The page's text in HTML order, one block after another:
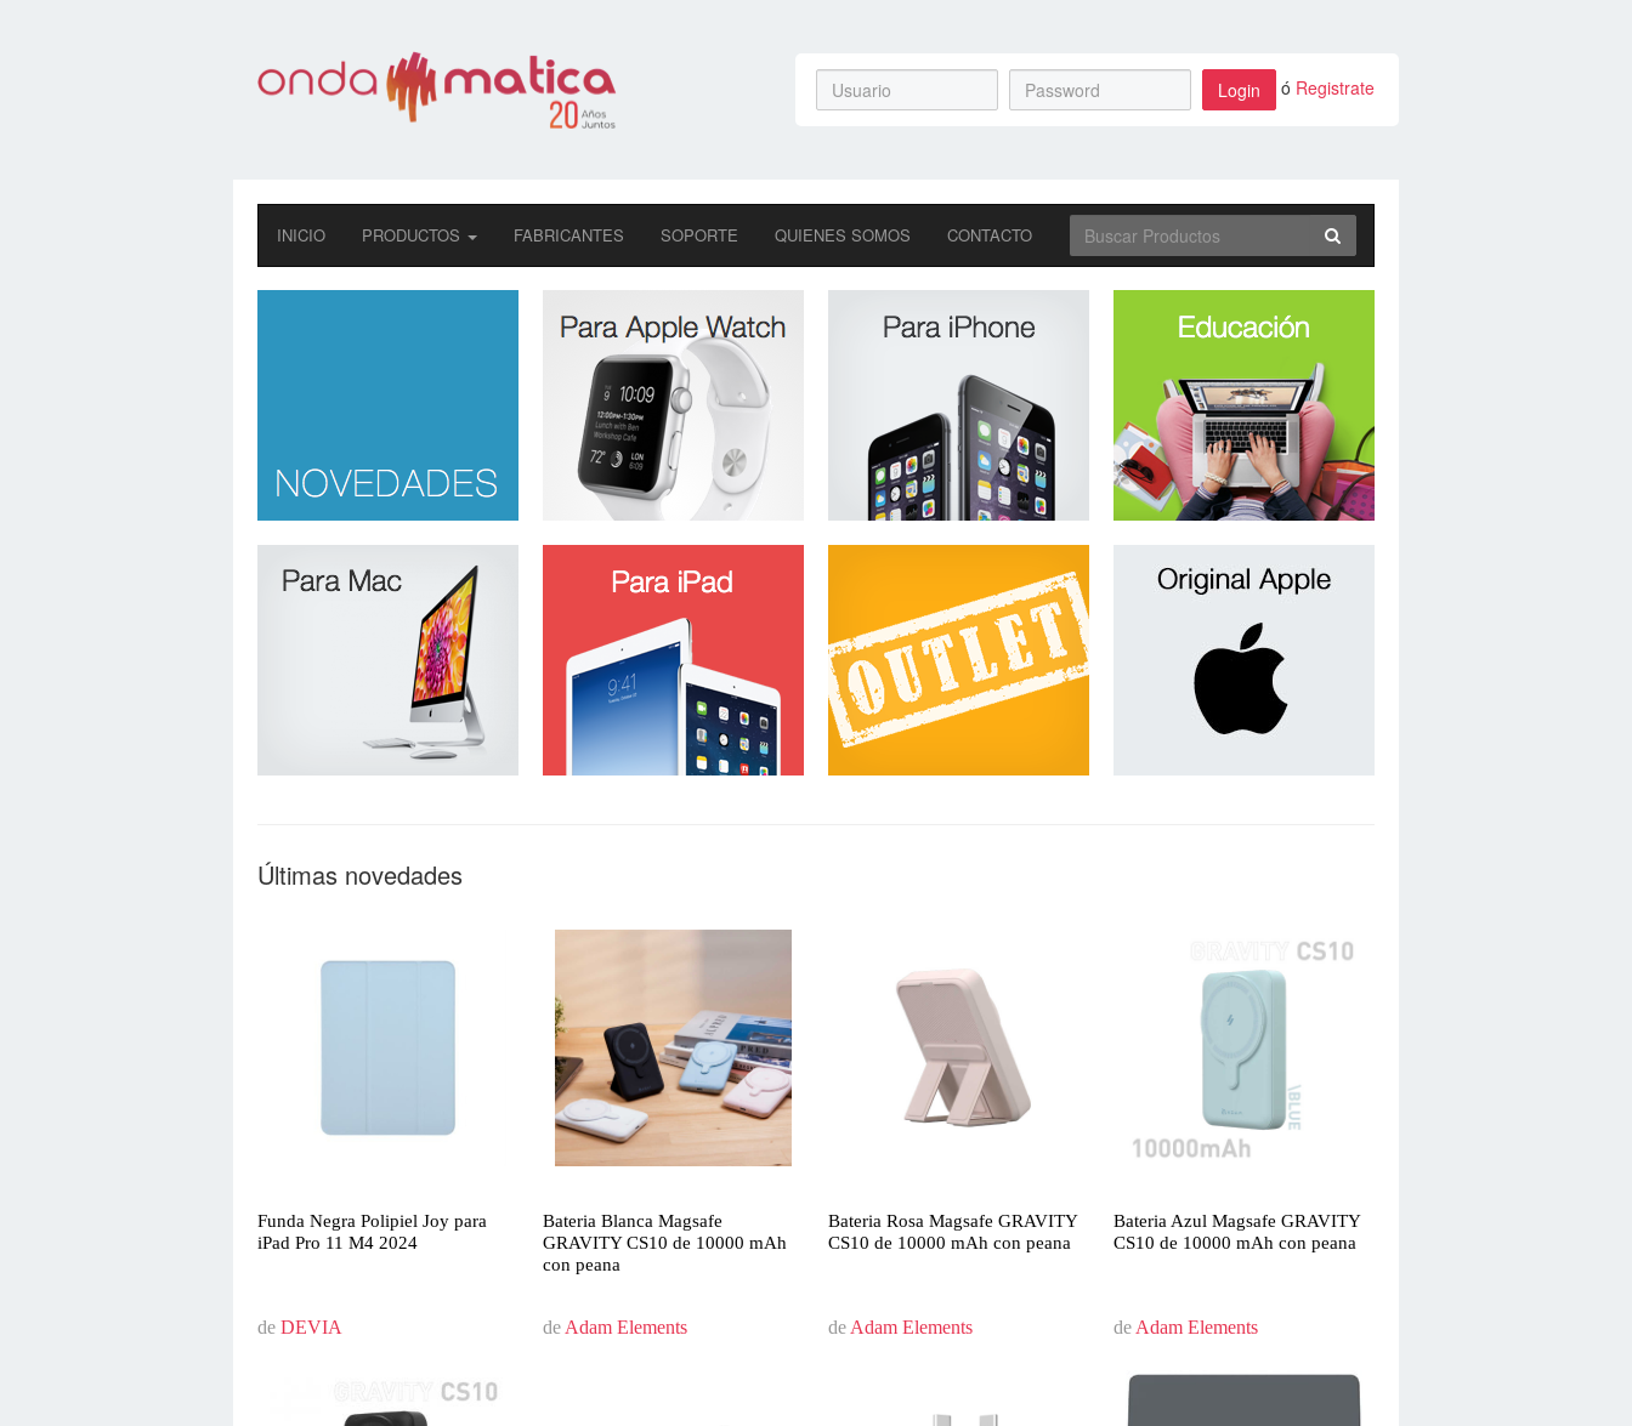
Login ó Registrate
INICIO PRODUCTOS FABRICANTES SOPORTE QUIENES SOMOS CONTACTO
Últimas novedades
Funda Negra Polipiel Joy para
iPad Pro 11 M4 2024
de DEVIA
Bateria Blanca Magsafe
GRAVITY CS10 de 10000 mAh
con peana
de Adam Elements
Bateria Rosa Magsafe GRAVITY
CS10 de 10000 mAh con peana
de Adam Elements
Bateria Azul Magsafe GRAVITY
CS10 de 10000 mAh con peana
de Adam Elements